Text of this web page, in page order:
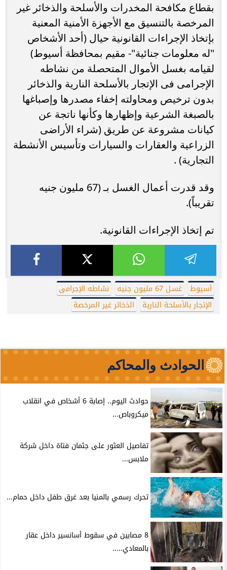
بقطاع مكافحة المخدرات والأسلحة والذخائر غير
المرخصة بالتنسيق مع الأجهزة الأمنية المعنية
بإتخاذ الإجراءات القانونية حيال (أحد الأشخاص
"له معلومات جنائية"- مقيم بمحافظة أسيوط)
لقيامه بغسل الأموال المتحصلة من نشاطه
الإجرامى فى الإتجار بالأسلحة النارية والذخائر
بدون ترخيص ومحاولته إخفاء مصدرها وإصباغها
بالصبغة الشرعية وإظهارها وكأنها ناتجة عن
كيانات مشروعة عن طريق (شراء الأراضى
الزراعية والعقارات والسيارات وتأسيس الأنشطة
التجارية) .
وقد قدرت أعمال الغسل بـ (67 مليون جنيه
تقريباً).
تم إتخاذ الإجراءات القانونية.
أسيوط غسـل 67 مليون جنيه
نشاطه الإجرامى
الإتجار بالأسلحة النارية
الذخائر غير المرخصة
الحوادث والمحاكم
حوادث اليوم.. إصابة 6 أشخاص في انقلاب
ميكروباص...
تفاصيل العثور على جثمان فتاة داخل شركة
ملابس...
تحرك رسمي بالمنيا بعد غرق طفل داخل حمام...
8 مصابين في سقوط أسانسير داخل عقار
بالمعادي.....